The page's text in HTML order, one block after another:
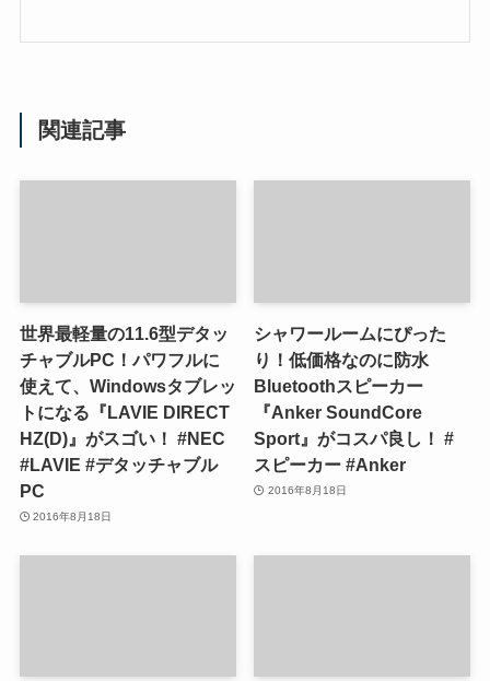
関連記事
世界最軽量の11.6型デタッ
チャブルPC！パワフルに
使えて、Windowsタブレッ
トになる『LAVIE DIRECT
HZ(D)』がスゴい！ #NEC
#LAVIE #デタッチャブル
PC
2016年8月18日
シャワールームにぴった
り！低価格なのに防水
Bluetoothスピーカー
『Anker SoundCore
Sport』がコスパ良し！ #
スピーカー #Anker
2016年8月18日